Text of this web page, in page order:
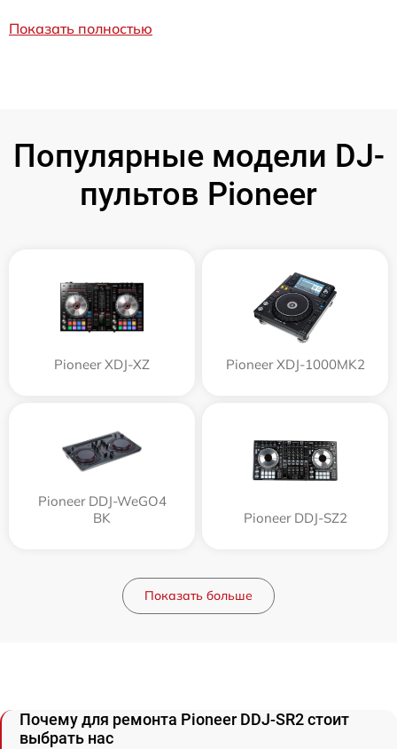
Показать полностью
Популярные модели DJ-
пультов Pioneer
Pioneer XDJ-XZ Pioneer XDJ-1000MK2
Pioneer DDJ-WeGO4
BK
Pioneer DDJ-SZ2
Показать больше
Почему для ремонта Pioneer DDJ-SR2 стоит
выбрать нас